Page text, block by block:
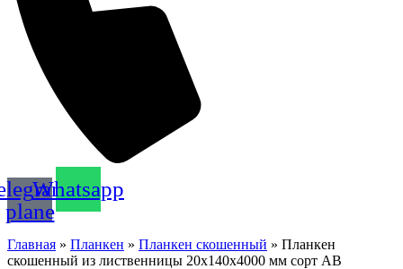
plane
Whatsapp
Главная » Планкен » Планкен скошенный » Планкен
скошенный из лиственницы 20х140х4000 мм сорт АВ